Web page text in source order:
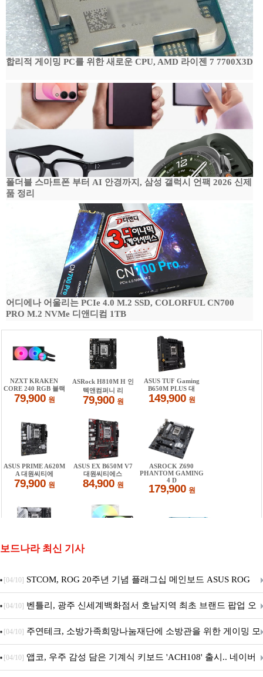
합리적 게이밍 PC를 위한 새로운 CPU, AMD 라이젠 7 7700X3D
폴더블 스마트폰 부터 AI 안경까지, 삼성 갤럭시 언팩 2026 신제
품 정리
어디에나 어울리는 PCIe 4.0 M.2 SSD, COLORFUL CN700
PRO M.2 NVMe 디앤디컴 1TB
보드나라 최신 기사
[04/10] STCOM, ROG 20주년 기념 플래그십 메인보드 ASUS ROG
Crosshair X870E EDITION 20 국내 출시 예정
[04/10] 벤틀리, 광주 신세계백화점서 호남지역 최초 브랜드 팝업 오
픈
[04/10] 주연테크, 소방가족희망나눔재단에 소방관을 위한 게이밍 모
니터·스마트 펫 침대 기부
[04/10] 앱코, 우주 감성 담은 기계식 키보드 'ACH108' 출시.. 네이버